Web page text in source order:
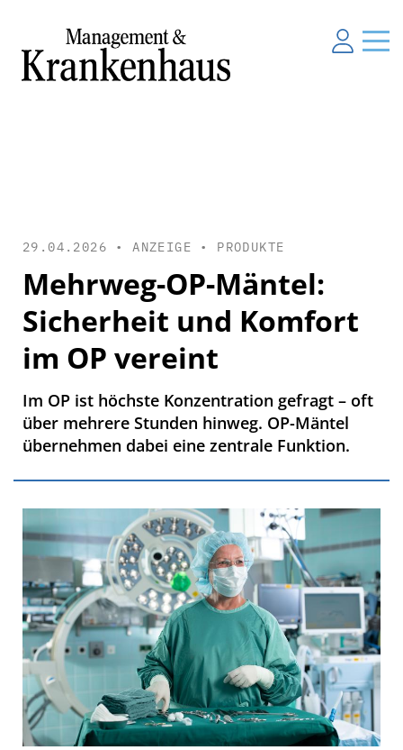
29.04.2026 • ANZEIGE • PRODUKTE
Mehrweg-OP-Mäntel:
Sicherheit und Komfort
im OP vereint
Im OP ist höchste Konzentration gefragt – oft
über mehrere Stunden hinweg. OP-Mäntel
übernehmen dabei eine zentrale Funktion.